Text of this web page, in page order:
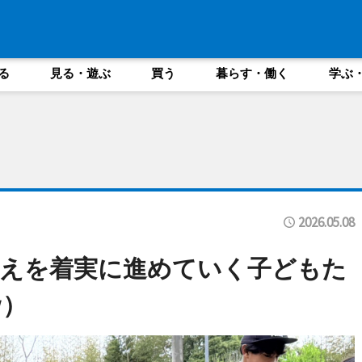
見る・遊ぶ 買う 暮らす・働く 学ぶ
2026.05.08
を着実に進めていく子どもた